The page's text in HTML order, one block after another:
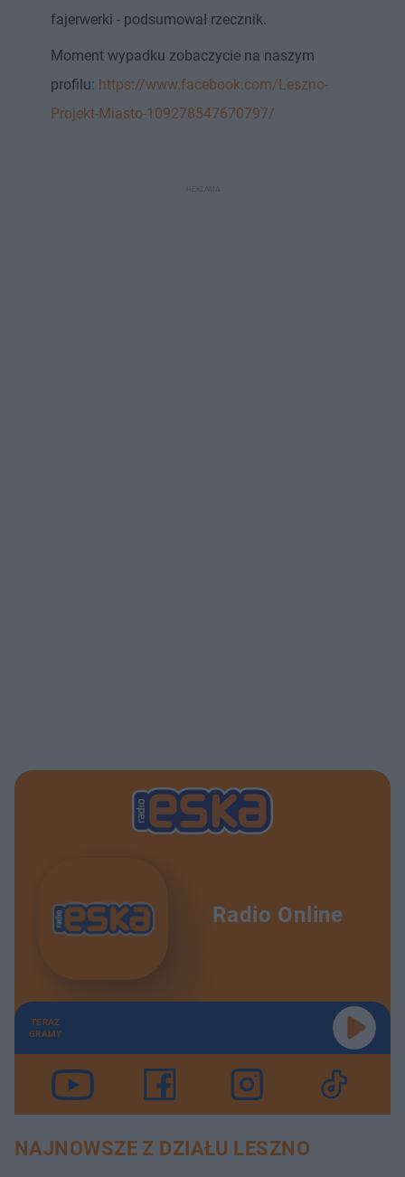
fajerwerki - podsumował rzecznik.
Moment wypadku zobaczycie na naszym
profilu: https://www.facebook.com/Leszno-
Projekt-Miasto-109278547670797/
Radio Online
TERAZ
GRAMY
NAJNOWSZE Z DZIAŁU LESZNO